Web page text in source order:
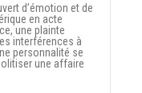
d’émotion et de
en acte
une plainte
interférences à
personnalité se
une affaire